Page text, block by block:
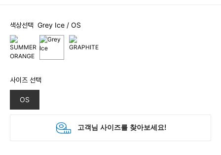
색상선택 Grey Ice / OS
사이즈 선택
OS